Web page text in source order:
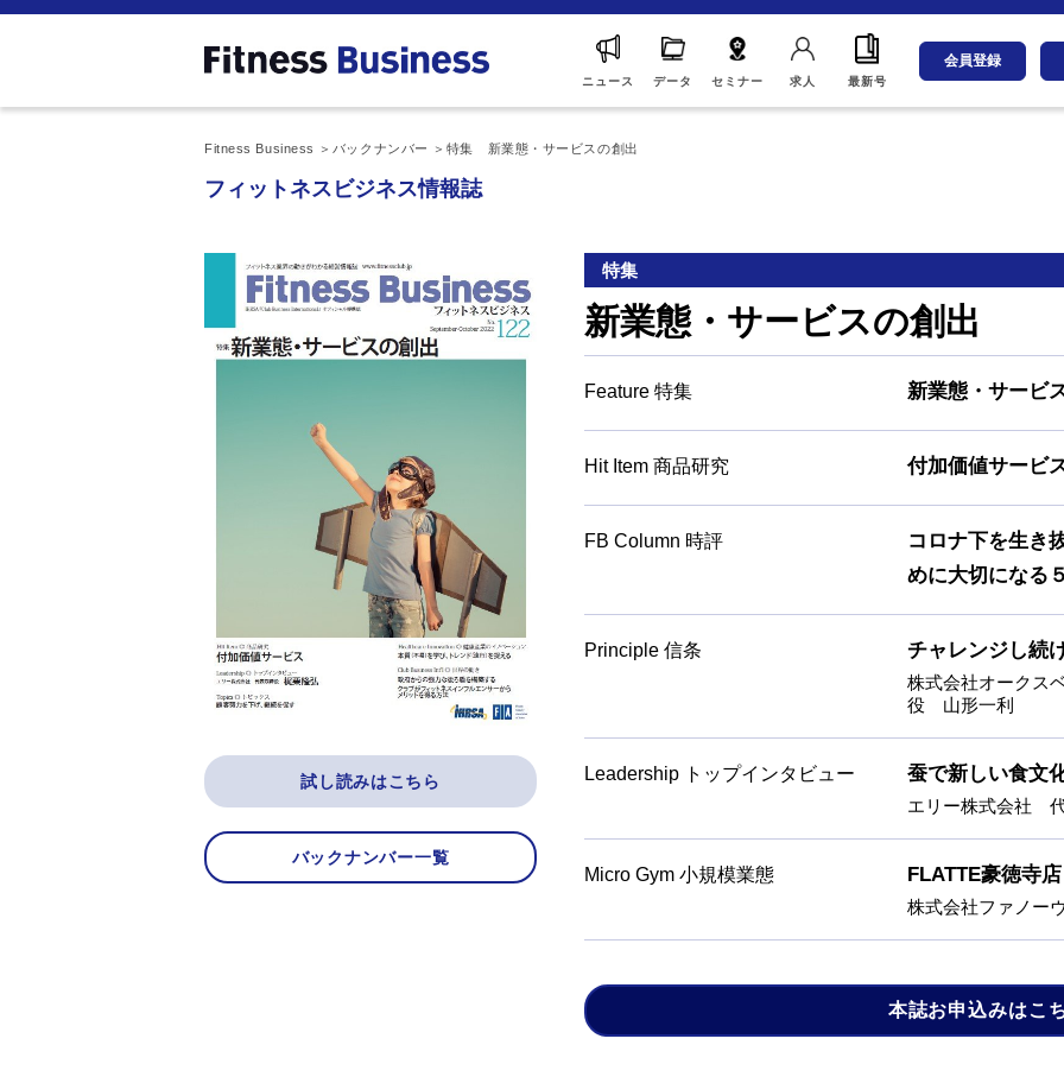
ニュース データ セミナー 求人 最新号
会員登録
Fitness Business バックナンバー 特集 新業態・サービスの創出
フィットネスビジネス情報誌
試し読みはこちら
バックナンバー一覧
特集
新業態・サービスの創出
Feature 特集 新業態・サービ
Hit Item 商品研究 付加価値サービ
FB Column 時評
コロナ下を生き
めに大切になる
Principle 信条 チャレンジし続
株式会社オークス
役 山形一利
Leadership トップインタビュー 蚕で新しい食文
エリー株式会社
Micro Gym 小規模業態 FLATTE豪徳寺店
株式会社ファノー
本誌お申込みはこ